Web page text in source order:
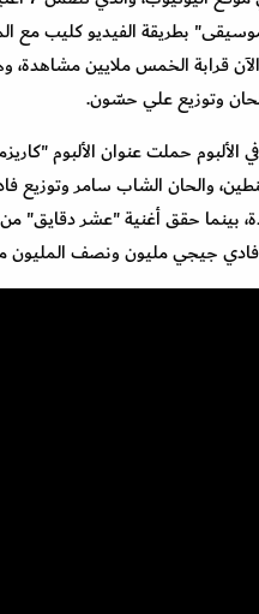
بطريقة الفيديو كليب مع
قرابة الخمس ملايين
وتوزيع علي حسّون.
في الألبوم حملت عنوان الألبوم
بينما حقق أغنية "عشر دقايق"
فادي جيجي مليون ونصف